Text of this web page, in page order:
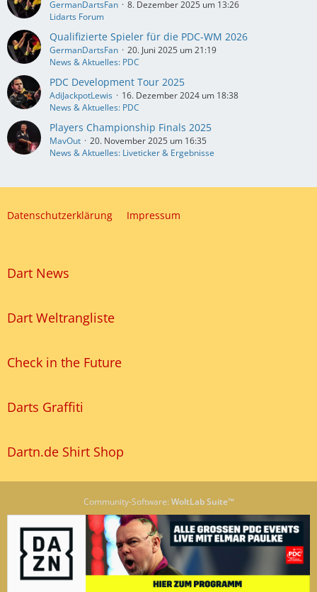
GermanDartsFan
8. Dezember 2025 um 13:26
Lidarts Forum
Qualifizierte Spieler für die PDC-WM 2026
GermanDartsFan
20. Juni 2025 um 21:19
News & Aktuelles: PDC
PDC Development Tour 2025
AdiJackpotLewis
16. Dezember 2024 um 18:38
News & Aktuelles: PDC
Players Championship Finals 2025
MavOut
20. November 2025 um 16:35
News & Aktuelles: Liveticker & Ergebnisse
Datenschutzerklärung Impressum
Dart News
Dart Weltrangliste
Check in the Future
Darts Graffiti
Dartn.de Shirt Shop
Community-Software: WoltLab Suite™